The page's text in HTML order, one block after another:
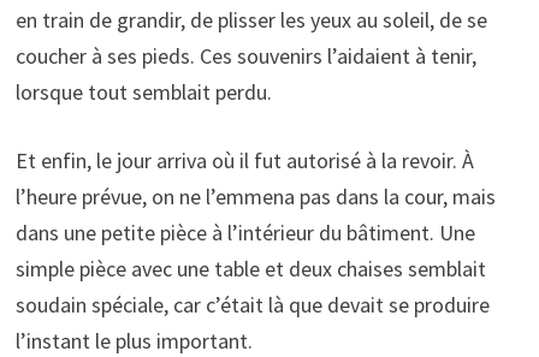
en train de grandir, de plisser les yeux au soleil, de se
coucher à ses pieds. Ces souvenirs l’aidaient à tenir,
lorsque tout semblait perdu.
Et enfin, le jour arriva où il fut autorisé à la revoir. À
l’heure prévue, on ne l’emmena pas dans la cour, mais
dans une petite pièce à l’intérieur du bâtiment. Une
simple pièce avec une table et deux chaises semblait
soudain spéciale, car c’était là que devait se produire
l’instant le plus important.